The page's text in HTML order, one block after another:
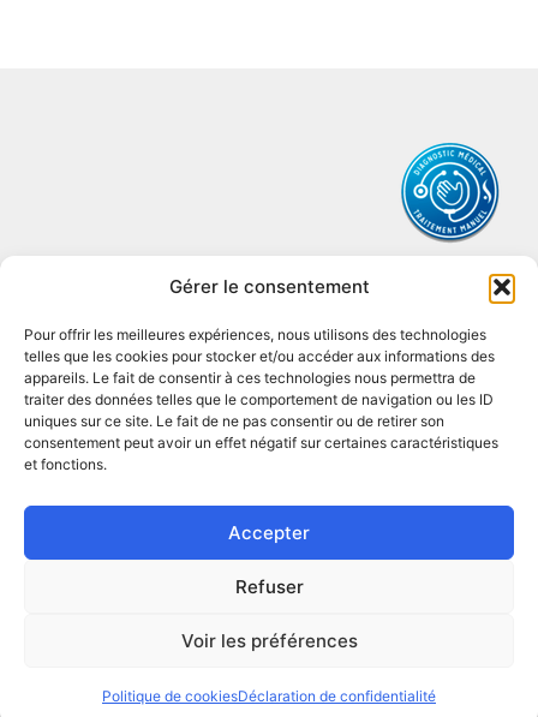
Gérer le consentement
Pour offrir les meilleures expériences, nous utilisons des technologies
telles que les cookies pour stocker et/ou accéder aux informations des
appareils. Le fait de consentir à ces technologies nous permettra de
traiter des données telles que le comportement de navigation ou les ID
uniques sur ce site. Le fait de ne pas consentir ou de retirer son
consentement peut avoir un effet négatif sur certaines caractéristiques
et fonctions.
Accepter
Refuser
Voir les préférences
Politique de cookiesDéclaration de confidentialité
Cabinet Chiropratique – Dr Vincent Guyot
​Rue de la Gare 20
1110 Morges
Mail sécurisé :guyot.morges@chiro-hin.ch